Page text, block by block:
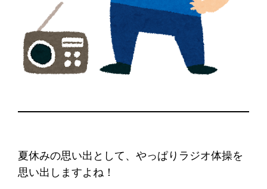
夏休みの思い出として、やっぱりラジオ体操を
思い出しますよね！